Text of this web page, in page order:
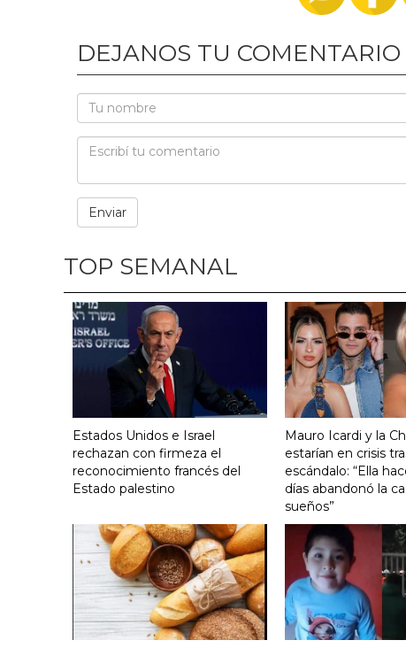
DEJANOS TU COMENTARIO
TOP SEMANAL
Estados Unidos e Israel
rechazan con firmeza el
reconocimiento francés del
Estado palestino
Mauro Icardi y la
estarían en crisis
escándalo: “Ella
días abandonó la
sueños”